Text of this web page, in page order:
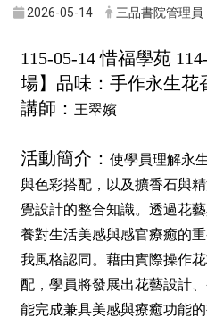
2026-05-14 三品書院管理員
115-05-14 惜福學苑
場】品味：手作永生花
講師： 王翠嬪
活動簡介： 使學員理解永
與色彩搭配，以及擴香石與
覺設計的整合知識。透過花
養對生活美感與感官療癒的
我風格認同。藉由實際操作
配，學員將發展出花藝設計
能完成兼具美感與療癒功能的